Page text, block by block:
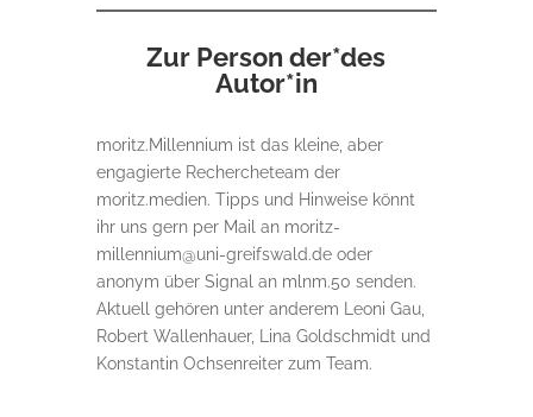
Zur Person der*des
Autor*in
moritz.Millennium ist das kleine, aber
engagierte Rechercheteam der
moritz.medien. Tipps und Hinweise könnt
ihr uns gern per Mail an moritz-
millennium@uni-greifswald.de oder
anonym über Signal an mlnm.50 senden.
Aktuell gehören unter anderem Leoni Gau,
Robert Wallenhauer, Lina Goldschmidt und
Konstantin Ochsenreiter zum Team.